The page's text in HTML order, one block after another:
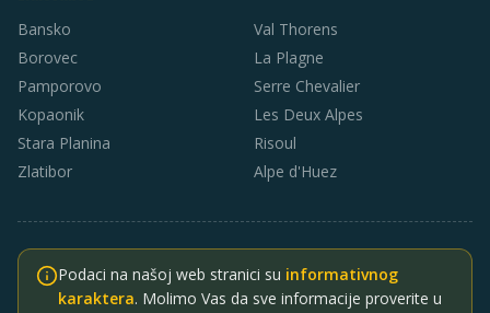
Bansko
Borovec
Pamporovo
Kopaonik
Stara Planina
Zlatibor
Val Thorens
La Plagne
Serre Chevalier
Les Deux Alpes
Risoul
Alpe d'Huez
Podaci na našoj web stranici su informativnog
karaktera. Molimo Vas da sve informacije proverite u